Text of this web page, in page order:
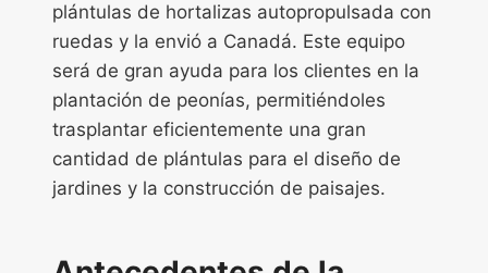
plántulas de hortalizas autopropulsada con
ruedas y la envió a Canadá. Este equipo
será de gran ayuda para los clientes en la
plantación de peonías, permitiéndoles
trasplantar eficientemente una gran
cantidad de plántulas para el diseño de
jardines y la construcción de paisajes.